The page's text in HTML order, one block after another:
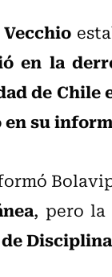
en la
de Chile
su
, pero